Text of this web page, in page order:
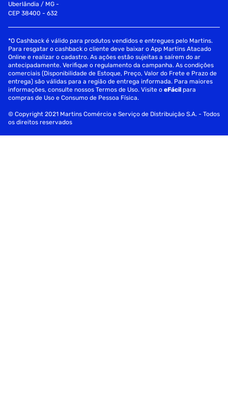
Uberlândia / MG -
CEP 38400 - 632
*O Cashback é válido para produtos vendidos e entregues pelo Martins.
Para resgatar o cashback o cliente deve baixar o App Martins Atacado
Online e realizar o cadastro. As ações estão sujeitas a saírem do ar
antecipadamente. Verifique o regulamento da campanha. As condições
comerciais (Disponibilidade de Estoque, Preço, Valor do Frete e Prazo de
entrega) são válidas para a região de entrega informada. Para maiores
informações, consulte nossos Termos de Uso. Visite oeFácil para
compras de Uso e Consumo de Pessoa Física.
© Copyright 2021 Martins Comércio e Serviço de Distribuição S.A. - Todos
os direitos reservados